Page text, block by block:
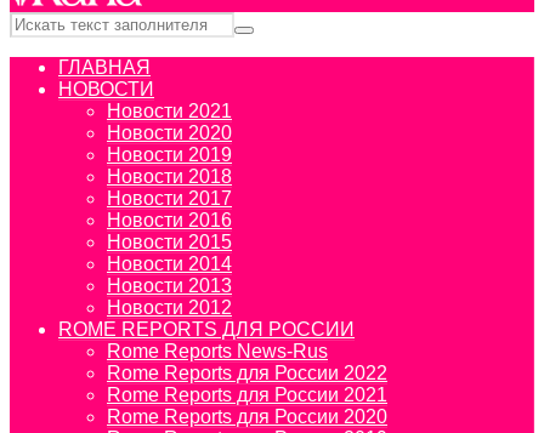
ГЛАВНАЯ
НОВОСТИ
Новости 2021
Новости 2020
Новости 2019
Новости 2018
Новости 2017
Новости 2016
Новости 2015
Новости 2014
Новости 2013
Новости 2012
ROME REPORTS ДЛЯ РОССИИ
Rome Reports News-Rus
Rome Reports для России 2022
Rome Reports для России 2021
Rome Reports для России 2020